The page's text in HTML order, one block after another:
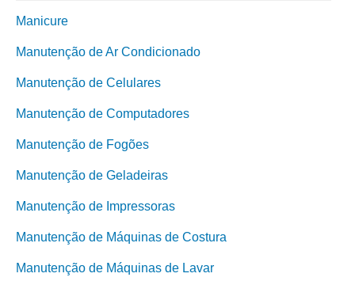
Manicure
Manutenção de Ar Condicionado
Manutenção de Celulares
Manutenção de Computadores
Manutenção de Fogões
Manutenção de Geladeiras
Manutenção de Impressoras
Manutenção de Máquinas de Costura
Manutenção de Máquinas de Lavar